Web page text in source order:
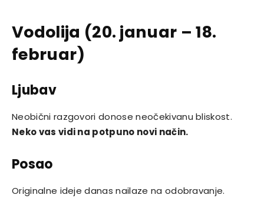
Vodolija (20. januar – 18.
februar)
Ljubav
Neobični razgovori donose neočekivanu bliskost.
Neko vas vidi na potpuno novi način.
Posao
Originalne ideje danas nailaze na odobravanje.